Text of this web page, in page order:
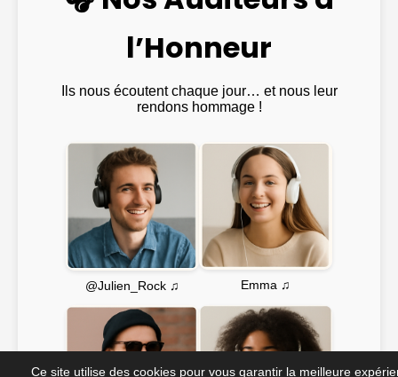
l’Honneur
Ils nous écoutent chaque jour… et nous leur
rendons hommage !
@Julien_Rock ♫ Emma ♫
Ce site utilise des cookies pour vous garantir la meilleure